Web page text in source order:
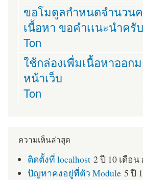
ขอโมดูลกำหนดจำนวนค
เนื้อหา ขอคำเเนะนำครับ
Ton
ใช้กล่องเพื่มเนื้อหาออก
หน้าเว็บ
Ton
ความเห็นล่าสุด
ติดตั้งที่ localhost 2 ปี 10 เดือ
ปัญหาคงอยู่ที่ตัว Module 5 ปี